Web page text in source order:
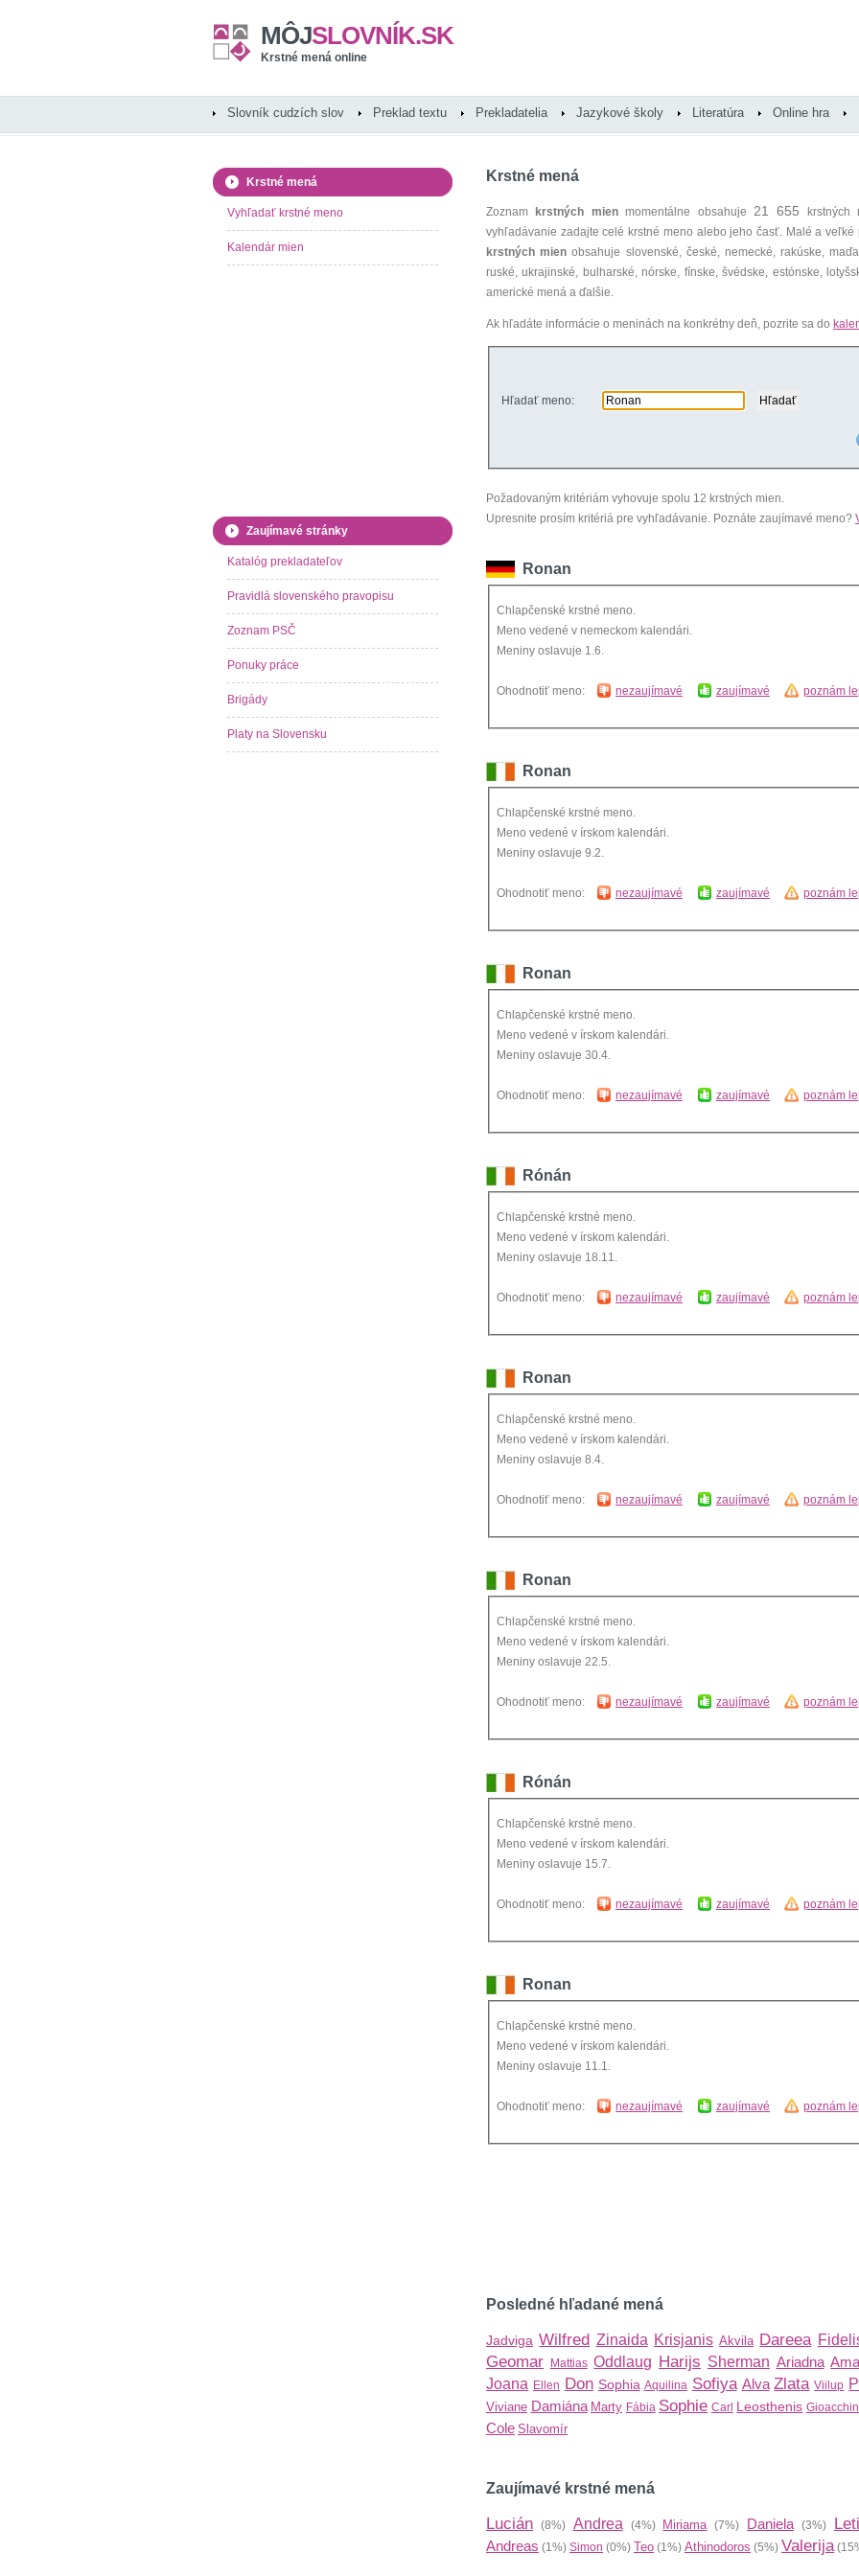
MÔJSLOVNÍK.SK
Krstné mená online
Slovník cudzích slov Preklad textu Prekladatelia Jazykové školy Literatúra Online hra
Krstné mená
Zoznam krstných mienmomentálne obsahuje 21 655 krstných
vyhľadávanie zadajte celé krstné meno alebo jeho časť. Malé a veľké
krstných mien obsahuje slovenské, české, nemecké, rakúske,
ruské, ukrajinské, bulharské, nórske, fínske, švédske, estónske,
americké mená a ďalšie.
Ak hľadáte informácie o meninách na konkrétny deň, pozrite sa do
Hľadať meno:
Požadovaným kritériám vyhovuje spolu 12 krstných mien.
Upresnite prosím kritériá pre vyhľadávanie. Poznáte zaujímavé meno?
Ronan
Chlapčenské krstné meno.
Meno vedené v nemeckom kalendári.
Meniny oslavuje 1.6.
Ohodnotiť meno: nezaujímavé zaujímavé poznám
Ronan
Chlapčenské krstné meno.
Meno vedené v írskom kalendári.
Meniny oslavuje 9.2.
Ohodnotiť meno: nezaujímavé zaujímavé poznám
Ronan
Chlapčenské krstné meno.
Meno vedené v írskom kalendári.
Meniny oslavuje 30.4.
Ohodnotiť meno: nezaujímavé zaujímavé poznám
Rónán
Chlapčenské krstné meno.
Meno vedené v írskom kalendári.
Meniny oslavuje 18.11.
Ohodnotiť meno: nezaujímavé zaujímavé poznám
Ronan
Chlapčenské krstné meno.
Meno vedené v írskom kalendári.
Meniny oslavuje 8.4.
Ohodnotiť meno: nezaujímavé zaujímavé poznám
Ronan
Chlapčenské krstné meno.
Meno vedené v írskom kalendári.
Meniny oslavuje 22.5.
Ohodnotiť meno: nezaujímavé zaujímavé poznám
Rónán
Chlapčenské krstné meno.
Meno vedené v írskom kalendári.
Meniny oslavuje 15.7.
Ohodnotiť meno: nezaujímavé zaujímavé poznám
Ronan
Chlapčenské krstné meno.
Meno vedené v írskom kalendári.
Meniny oslavuje 11.1.
Ohodnotiť meno: nezaujímavé zaujímavé poznám
Posledné hľadané mená
Jadviga Wilfred Zinaida Krisjanis Akvila Dareea
Geomar
Mattias Oddlaug Harijs Sherman Ariadna
Joana Ellen Don Sophia Aquilina Sofiya Alva Zlata Viilup
Viviane Damiána Marty Fábia Sophie Carl Leosthenis
Cole Slavomír
Zaujímavé krstné mená
Lucián (8%) Andrea(4%) Miriama(7%) Daniela(3%)
Andreas (1%) Simon (0%) Teo (1%) Athinodoros (5%) Valerija
Krstné mená
Vyhľadať krstné meno
Kalendár mien
Zaujímavé stránky
Katalóg prekladateľov
Pravidlá slovenského pravopisu
Zoznam PSČ
Ponuky práce
Brigády
Platy na Slovensku